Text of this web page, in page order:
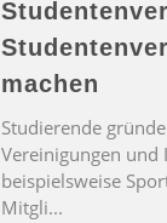
machen
Studierende
Vereinigungen und
beispielsweise
Mitgli...